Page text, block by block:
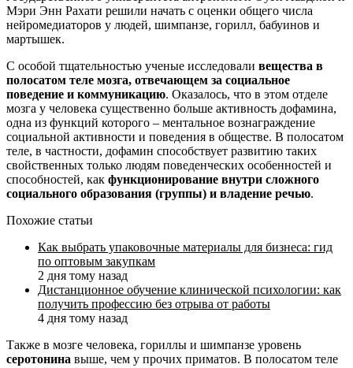
Мэри Энн Рахати решили начать с оценки общего числа
нейромедиаторов у людей, шимпанзе, горилл, бабуинов и
мартышек.
С особой тщательностью ученые исследовали вещества в
полосатом теле мозга, отвечающем за социальное
поведение и коммуникацию. Оказалось, что в этом отделе
мозга у человека существенно больше активность дофамина,
одна из функций которого – ментальное вознаграждение
социальной активности и поведения в обществе. В полосатом
теле, в частности, дофамин способствует развитию таких
свойственных только людям поведенческих особенностей и
способностей, как функционирование внутри сложного
социального образования (группы) и владение речью.
Похожие статьи
Как выбрать упаковочные материалы для бизнеса: гид
по оптовым закупкам
2 дня тому назад
Дистанционное обучение клинической психологии: как
получить профессию без отрыва от работы
4 дня тому назад
Также в мозге человека, гориллы и шимпанзе уровень
серотонина выше, чем у прочих приматов. В полосатом теле